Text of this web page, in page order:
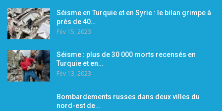
Séisme en Turquie et en Syrie : le bilan grimpe à
près de 40…
Fév 15, 2023
Séisme : plus de 30 000 morts recensés en
Turquie et en…
Fév 13, 2023
Bombardements russes dans deux villes du
nord-est de…